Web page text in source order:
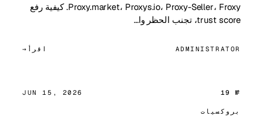
Proxy.market، Proxys.io، Proxy-Seller، Froxy. كيفية رفع
trust score، تجنب الحظر وا…
ADMINISTRATOR اقرأ
№ 19
JUN 15, 2026
بروكسيات